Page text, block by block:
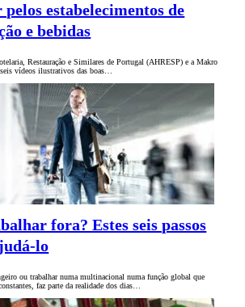
estabelecimentos de
e bebidas
Restauração e Similares de Portugal (AHRESP) e a Makro
vídeos ilustrativos das boas…
fora? Estes seis passos
lo
ou trabalhar numa multinacional numa função global que
faz parte da realidade dos dias…